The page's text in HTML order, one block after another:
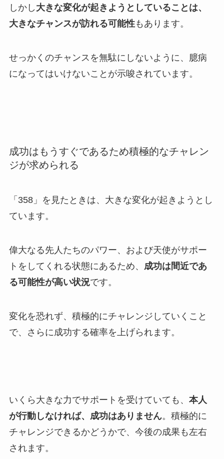
しかし 大きな変化が起きようとしていることは、
大きなチャンスが訪れる可能性もあります。
せっかくのチャンスを無駄にしないように、臆病
になってはいけないことが示唆されています。
成功はもうすぐであるため積極的なチャレン
ジが求められる
「358」を見たときは、大きな変化が起きようとし
ています。
偉大なる先人たちのパワー、および天使がサポー
トをしてくれる状態にあるため、 成功は間近であ
る可能性が高い状況です。
変化を恐れず、積極的にチャレンジしていくこと
で、さらに成功する確率を上げられます。
いくら大きな力でサポートを受けていても、 本人
が行動しなければ、成功はありません。 積極的に
チャレンジできるかどうかで、今後の成果も左右
されます。